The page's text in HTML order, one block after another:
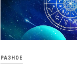
РАЗНОЕ